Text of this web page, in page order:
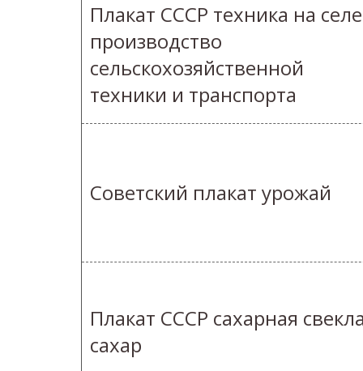
Плакат СССР техника на селе
производство
сельскохозяйственной
техники и транспорта
Советский плакат урожай
Плакат СССР сахарная
сахар